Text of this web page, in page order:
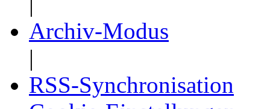
Archiv-Modus
|
RSS-Synchronisation